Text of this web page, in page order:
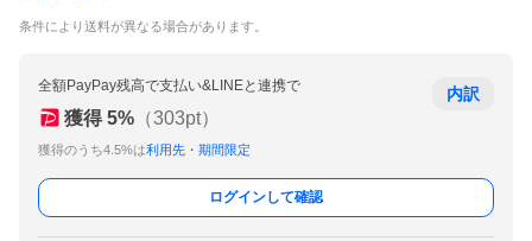
条件により送料が異なる場合があります。
全額PayPay残高で支払い&LINEと連携で
獲得 5% （303pt）
獲得のうち4.5%は利用先・期間限定
内訳
ログインして確認